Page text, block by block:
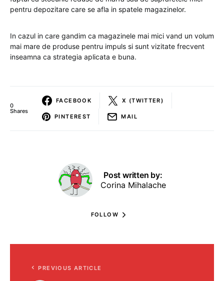
pentru depozitare care se afla in spatele magazinelor.
In cazul in care gandim ca magazinele mai mici vand un volum
mai mare de produse pentru impuls si sunt vizitate frecvent
inseamna ca strategia aplicata e buna.
0
Shares
FACEBOOK X (TWITTER)
PINTEREST MAIL
Post written by:
Corina Mihalache
FOLLOW
PREVIOUS ARTICLE